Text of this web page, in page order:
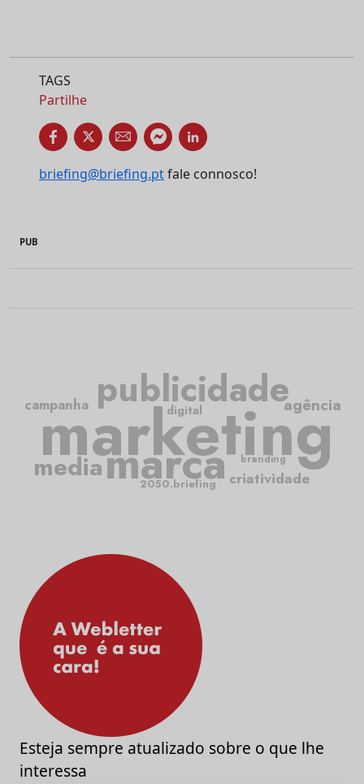
TAGS
Partilhe
briefing@briefing.ptfale connosco!
PUB
marketing
publicidade
marca criatividade
campanha
media
agência
digital
2050.briefing
branding
Esteja sempre atualizado sobre o que lhe
interessa